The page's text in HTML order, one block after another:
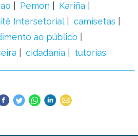
Pemon
Kariña
Intersetorial
camisetas
ao público
cidadania tutorias